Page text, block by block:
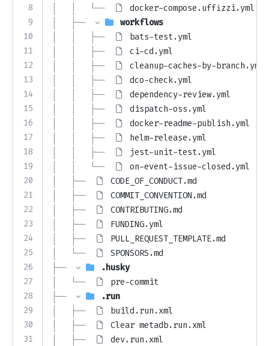
8
9
10
11
12
13
14
15
16
17
18
19
20
21
22
23
24
25
26
27
28
29
30
31
│   │   └──
docker-compose.uffizzi.yml
│   ├──
workflows
│   │   ├──
bats-test.yml
│   │   ├──
ci-cd.yml
│   │   ├──
cleanup-caches-by-branch.yml
│   │   ├──
dco-check.yml
│   │   ├──
dependency-review.yml
│   │   ├──
dispatch-oss.yml
│   │   ├──
docker-readme-publish.yml
│   │   ├──
helm-release.yml
│   │   ├──
jest-unit-test.yml
│   │   └──
on-event-issue-closed.yml
│   ├──
CODE_OF_CONDUCT.md
│   ├──
COMMIT_CONVENTION.md
│   ├──
CONTRIBUTING.md
│   ├──
FUNDING.yml
│   ├──
PULL_REQUEST_TEMPLATE.md
│   └──
SPONSORS.md
├──
.husky
│   └──
pre-commit
├──
.run
│   ├──
build.run.xml
│   ├──
Clear metadb.run.xml
│   ├──
dev.run.xml